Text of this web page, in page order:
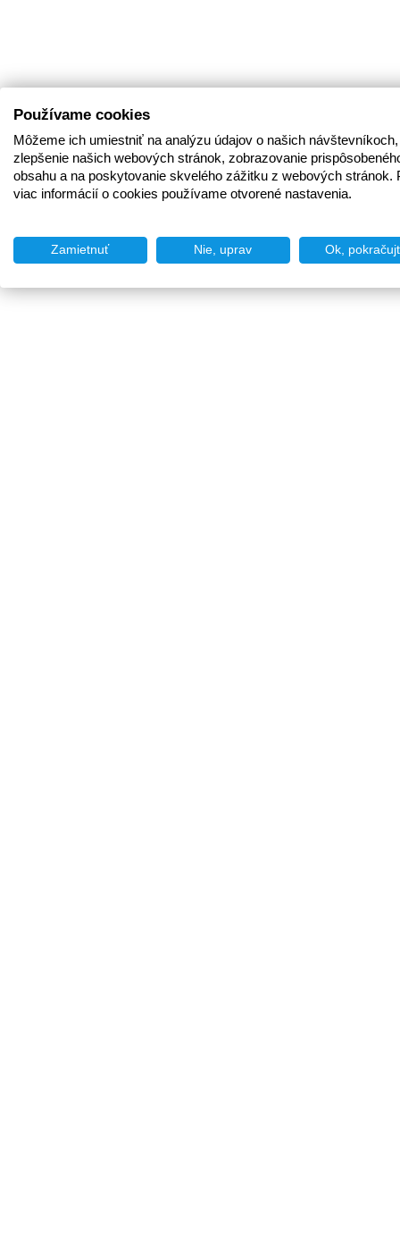
Používame cookies
Môžeme ich umiestniť na analýzu údajov o našich
zlepšenie našich webových stránok, zobrazovanie
obsahu a na poskytovanie skvelého zážitku z webových stránok.
viac informácií o cookies používame otvorené nastavenia.
Zamietnuť Nie, uprav Ok,